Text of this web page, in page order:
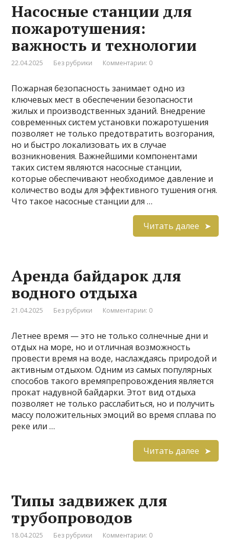
Насосные станции для
пожаротушения:
важность и технологии
22.04.2025 Без рубрики Комментарии: 0
Пожарная безопасность занимает одно из
ключевых мест в обеспечении безопасности
жилых и производственных зданий. Внедрение
современных систем установки пожаротушения
позволяет не только предотвратить возгорания,
но и быстро локализовать их в случае
возникновения. Важнейшими компонентами
таких систем являются насосные станции,
которые обеспечивают необходимое давление и
количество воды для эффективного тушения огня.
Что такое насосные станции для …
Читать далее
Аренда байдарок для
водного отдыха
21.04.2025 Без рубрики Комментарии: 0
Летнее время — это не только солнечные дни и
отдых на море, но и отличная возможность
провести время на воде, наслаждаясь природой и
активным отдыхом. Одним из самых популярных
способов такого времяпрепровождения является
прокат надувной байдарки. Этот вид отдыха
позволяет не только расслабиться, но и получить
массу положительных эмоций во время сплава по
реке или …
Читать далее
Типы задвижек для
трубопроводов
18.04.2025 Без рубрики Комментарии: 0